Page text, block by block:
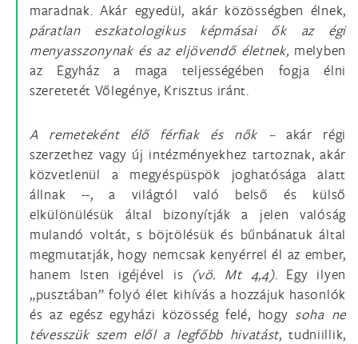
maradnak. Akár egyedül, akár közösségben élnek,
páratlan eszkatologikus képmásai ők az égi
menyasszonynak és az eljövendő életnek, melyben
az Egyház a maga teljességében fogja élni
szeretetét Vőlegénye, Krisztus iránt.
A remeteként élő férfiak és nők – akár régi
szerzethez vagy új intézményekhez tartoznak, akár
közvetlenül a megyéspüspök joghatósága alatt
állnak --, a világtól való belső és külső
elkülönülésük által bizonyítják a jelen valóság
mulandó voltát, s böjtölésük és bűnbánatuk által
megmutatják, hogy nemcsak kenyérrel él az ember,
hanem Isten igéjével is (vö. Mt 4,4). Egy ilyen
„pusztában” folyó élet kihívás a hozzájuk hasonlók
és az egész egyházi közösség felé, hogy soha ne
tévesszük szem elől a legfőbb hivatást, tudniillik,